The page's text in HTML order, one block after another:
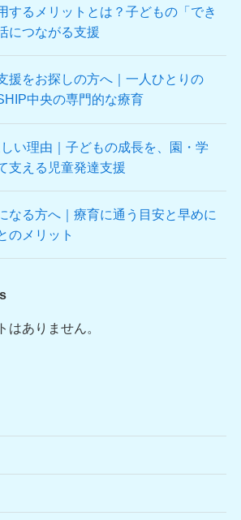
するメリットとは？子どもの「でき
につながる支援
援をお探しの方へ｜一人ひとりの
中央の専門的な療育
い理由｜子どもの成長を、園・学
支える児童発達支援
なる方へ｜療育に通う目安と早めに
のメリット
はありません。